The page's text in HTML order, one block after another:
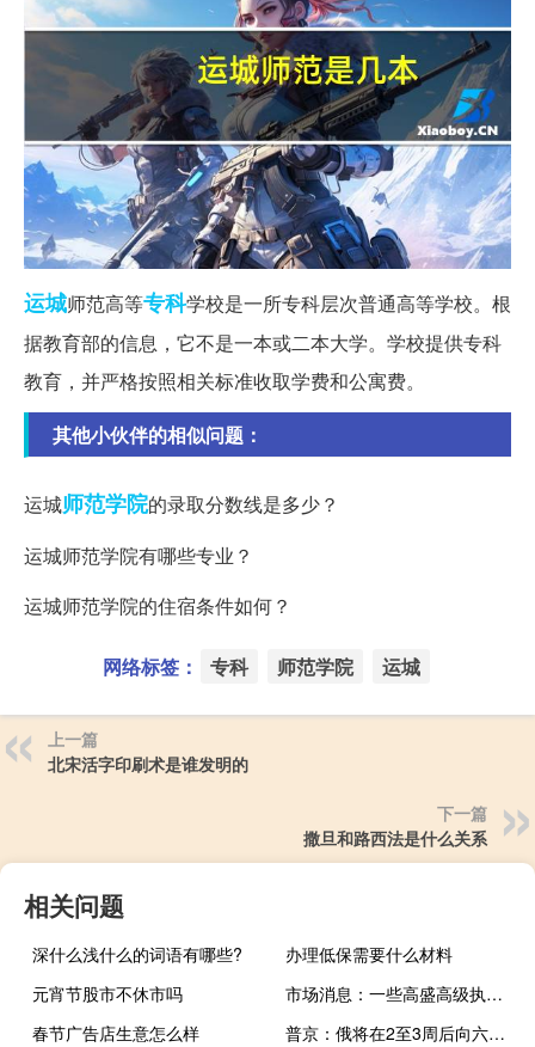
运城师范高等专科学校是一所专科层次普通高等学校。根
据教育部的信息，它不是一本或二本大学。学校提供专科
教育，并严格按照相关标准收取学费和公寓费。
其他小伙伴的相似问题：
运城师范学院的录取分数线是多少？
运城师范学院有哪些专业？
运城师范学院的住宿条件如何？
网络标签： 专科 师范学院 运城
上一篇
北宋活字印刷术是谁发明的
下一篇
撒旦和路西法是什么关系
相关问题
深什么浅什么的词语有哪些?
办理低保需要什么材料
元宵节股市不休市吗
市场消息：一些高盛高级执行官希望退出消费信贷业务
春节广告店生意怎么样
普京：俄将在2至3周后向六个非洲国家免费供应谷物